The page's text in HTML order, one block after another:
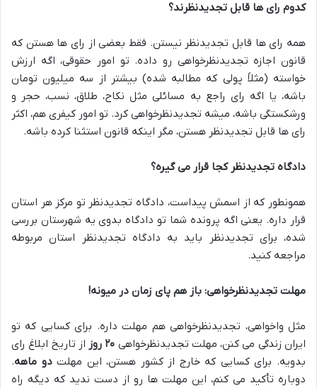
کدوم رای ها قابل تجدیدنظرند؟
همه رای ها قابل تجدیدنظر نیستن. فقط بعضی از رای ها هستن که
قانون اجازه تجدیدنظرخواهی رو داده. تو امور حقوقی، اگه ارزش
خواسته (مثلاً پولی که مطالبه شده) بیشتر از سه میلیون تومان
باشه، یا اگه رای راجع به مسائلی مثل نکاح، طلاق، نسب، حجر و
ورشکستگی باشه، میشه تجدیدنظرخواهی کرد. تو امور کیفری هم، اکثر
رای ها قابل تجدیدنظر هستن، مگر اینکه قانون استثنا کرده باشه.
دادگاه تجدیدنظر کجا قرار می گیره؟
همونطور که از اسمش پیداست، دادگاه تجدیدنظر تو مرکز هر استان
قرار داره. یعنی اگه پرونده شما تو دادگاه بدوی یه شهرستان بررسی
شده، برای تجدیدنظر باید به دادگاه تجدیدنظر استان مربوطه
مراجعه کنید.
مهلت تجدیدنظرخواهی: باز هم پای زمان در میونه!
مثل واخواهی، تجدیدنظرخواهی هم مهلت داره. برای کسایی که تو
ایران زندگی می کنن، مهلت تجدیدنظرخواهی ۲۰ روز
از تاریخ ابلاغ رای
بدویه. برای کسایی که خارج از کشور هستن، این مهلتدو ماهه.
دوباره تأکید می کنم، این مهلت ها رو از دست ندید که دیگه راه